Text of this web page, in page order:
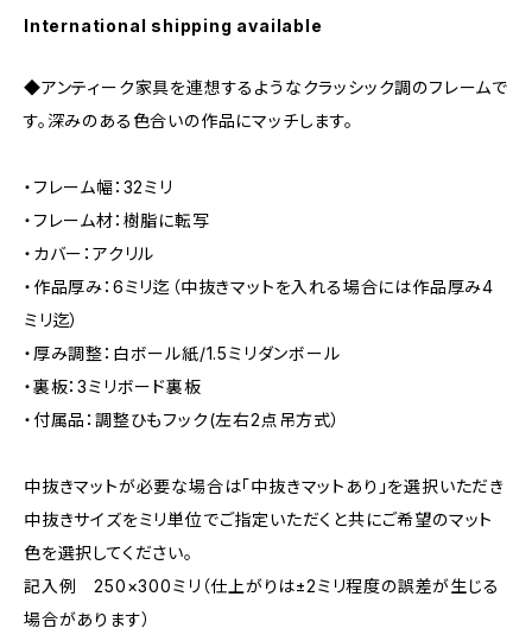
International shipping available
◆アンティーク家具を連想するようなクラッシック調のフレームで
す。深みのある色合いの作品にマッチします。
・フレーム幅：32ミリ
・フレーム材：樹脂に転写
・カバー：アクリル
・作品厚み：6ミリ迄（中抜きマットを入れる場合には作品厚み4
ミリ迄）
・厚み調整：白ボール紙/1.5ミリダンボール
・裏板：3ミリボード裏板
・付属品：調整ひもフック(左右2点吊方式）
中抜きマットが必要な場合は「中抜きマットあり」を選択いただき
中抜きサイズをミリ単位でご指定いただくと共にご希望のマット
色を選択してください。
記入例 250×300ミリ（仕上がりは±2ミリ程度の誤差が生じる
場合があります）